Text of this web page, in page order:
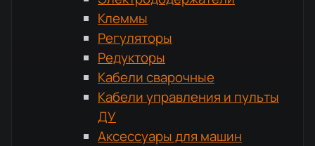
Клеммы
Регуляторы
Редукторы
Кабели сварочные
Кабели управления и пульты
ДУ
Аксессуары для машин